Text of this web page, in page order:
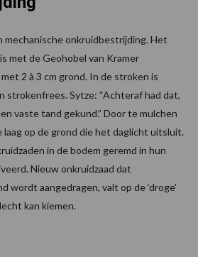
mechanische onkruidbestrijding. Het
met de Geohobel van Kramer
2 à 3 cm grond. In de stroken is
strokenfrees. Sytze: “Achteraf had dat,
vaste tand gekund.” Door te mulchen
op de grond die het daglicht uitsluit.
in de bodem geremd in hun
Nieuw onkruidzaad dat
wordt aangedragen, valt op de ‘droge’
kan kiemen.